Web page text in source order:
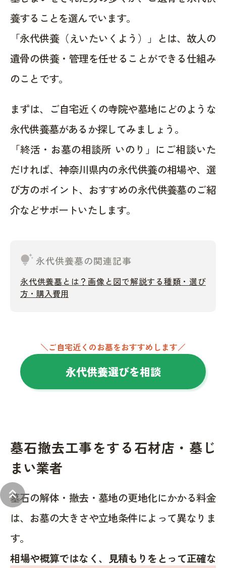
keyboard_double_arrow_up
養することを選んでいます。
「永代供養（えいたいくよう）」とは、故人の
遺骨の供養・管理を任せることができる仕組み
のことです。
まずは、ご自宅近くの寺院や墓地にどのような
永代供養墓があるか探してみましょう。
「終活・お墓の相談所 いのり」にご相談いた
だければ、神奈川県内の永代供養の相場や、選
び方のポイント、おすすめの永代供養墓のご紹
介などサポートいたします。
tips_and_updates 永代供養墓の関連記事
永代供養墓とは？画像と図で解説する種類・選び
方・購入費用
＼ご自宅近くのお墓をおすすめします／
永代供養選びを相談
墓石撤去工事をする石材店・墓じ
まい業者
墓石の解体・撤去・墓地の更地化にかかる料金
は、お墓の大きさや立地条件によって異なりま
す。
相場や概算ではなく、見積もりをとって正確な